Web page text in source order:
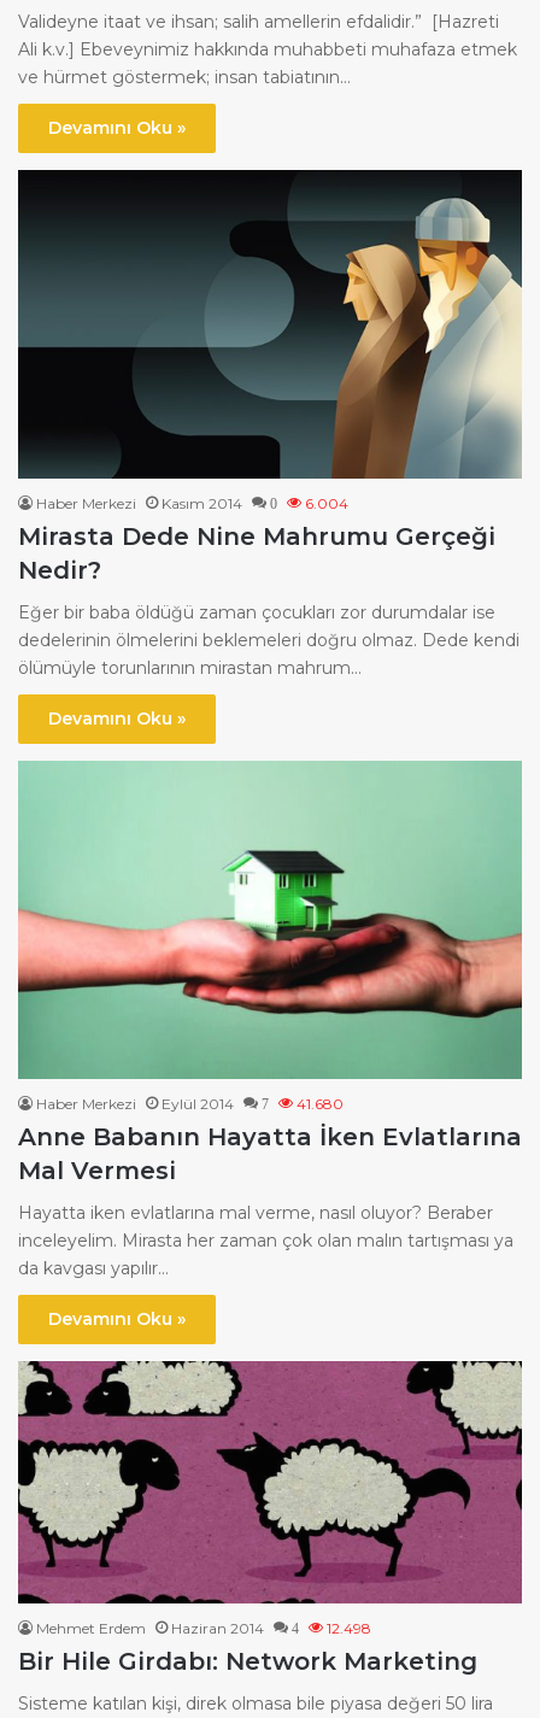
Valideyne itaat ve ihsan; salih amellerin efdalidir.” [Hazreti
Ali k.v.] Ebeveynimiz hakkında muhabbeti muhafaza etmek
ve hürmet göstermek; insan tabiatının…
Devamını Oku »
Haber Merkezi Kasım 2014 0 6.004
Mirasta Dede Nine Mahrumu Gerçeği
Nedir?
Eğer bir baba öldüğü zaman çocukları zor durumdalar ise
dedelerinin ölmelerini beklemeleri doğru olmaz. Dede kendi
ölümüyle torunlarının mirastan mahrum…
Devamını Oku »
Haber Merkezi Eylül 2014 7 41.680
Anne Babanın Hayatta İken Evlatlarına
Mal Vermesi
Hayatta iken evlatlarına mal verme, nasıl oluyor? Beraber
inceleyelim. Mirasta her zaman çok olan malın tartışması ya
da kavgası yapılır…
Devamını Oku »
Mehmet Erdem Haziran 2014 4 12.498
Bir Hile Girdabı: Network Marketing
Sisteme katılan kişi, direk olmasa bile piyasa değeri 50 lira